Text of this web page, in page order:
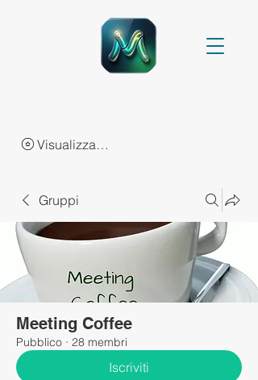
Visualizza punti
Gruppi
Meeting Coffee
Pubblico · 28 membri
Iscriviti